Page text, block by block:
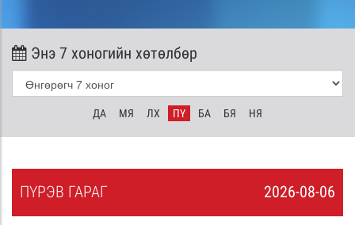
Энэ 7 хоногийн хөтөлбөр
ДА МЯ ЛХ ПҮ БА БЯ НЯ
2026-08-06
ПҮРЭВ ГАРАГ